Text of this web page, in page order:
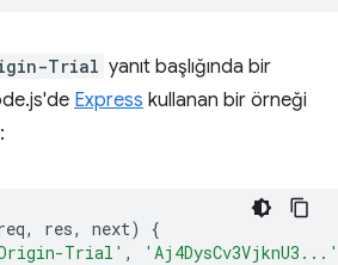
Trial yanıt başlığında bir
Express kullanan bir örneği
, res, next)
{
Trial' ,
'Aj4DysCv3VjknU3...'